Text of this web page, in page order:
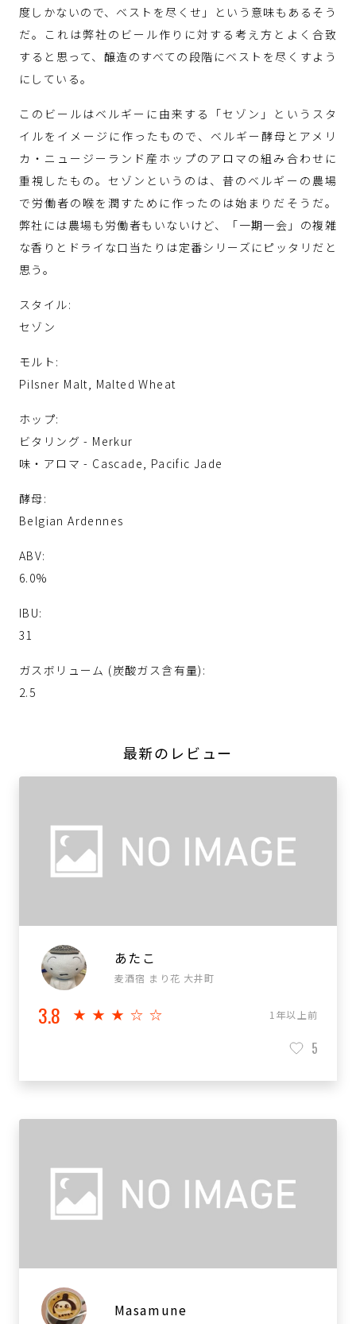
度しかないので、ベストを尽くせ」という意味もあるそう
だ。これは弊社のビール作りに対する考え方とよく合致
すると思って、醸造のすべての段階にベストを尽くすよう
にしている。
このビールはベルギーに由来する「セゾン」というスタ
イルをイメージに作ったもので、ベルギー酵母とアメリ
カ・ニュージーランド産ホップのアロマの組み合わせに
重視したもの。セゾンというのは、昔のベルギーの農場
で労働者の喉を潤すために作ったのは始まりだそうだ。
弊社には農場も労働者もいないけど、「一期一会」の複雑
な香りとドライな口当たりは定番シリーズにピッタリだと
思う。
スタイル:
セゾン
モルト:
Pilsner Malt, Malted Wheat
ホップ:
ビタリング - Merkur
味・アロマ - Cascade, Pacific Jade
酵母:
Belgian Ardennes
ABV:
6.0%
IBU:
31
ガスボリューム (炭酸ガス含有量):
2.5
最新のレビュー
あたこ
麦酒宿 まり花 大井町
3.8 ★★★☆☆ 1年以上前
5
Masamune